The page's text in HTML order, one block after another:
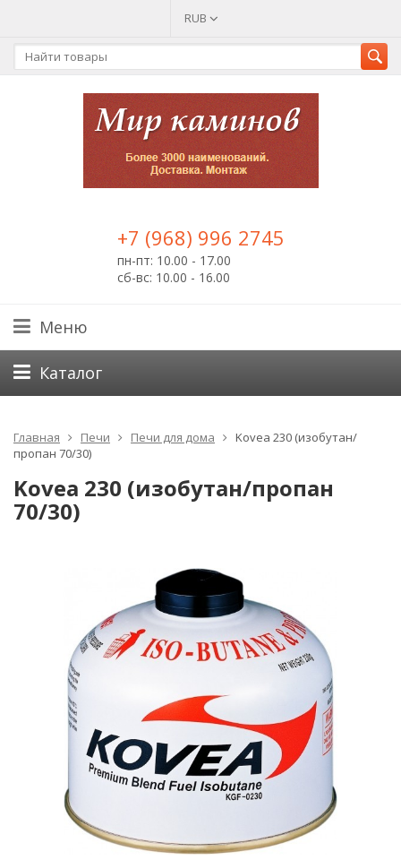
RUB
+7 (968) 996 2745
пн-пт: 10.00 - 17.00
сб-вс: 10.00 - 16.00
Меню
Каталог
Главная Печи Печи для дома
Kovea 230 (изобутан/
пропан 70/30)
Kovea 230 (изобутан/пропан
70/30)